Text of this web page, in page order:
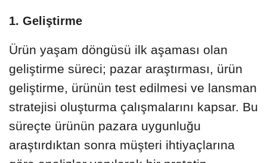
1. Geliştirme
Ürün yaşam döngüsü ilk aşaması olan
geliştirme süreci; pazar araştırması, ürün
geliştirme, ürünün test edilmesi ve lansman
stratejisi oluşturma çalışmalarını kapsar. Bu
süreçte ürünün pazara uygunluğu
araştırdıktan sonra müşteri ihtiyaçlarına